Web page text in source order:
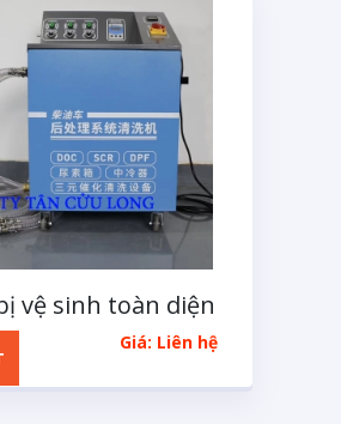
vệ sinh toàn diện
lọc khí xảGiá: Liên hệ